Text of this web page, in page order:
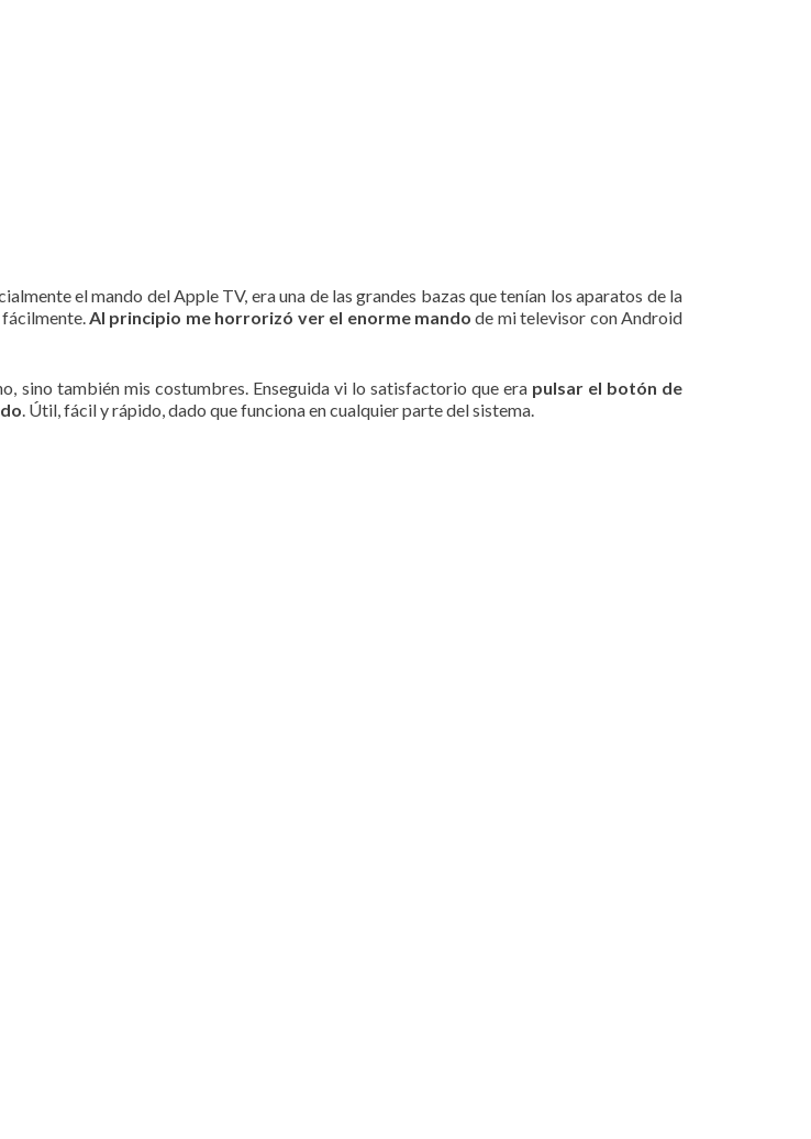
el mando del Apple TV, era una de las grandes bazas que tenían los aparatos de la
Al principio me horrorizó ver el enorme mando de mi televisor con Android
sino también mis costumbres. Enseguida vi lo satisfactorio que era pulsar el botón de
. Útil, fácil y rápido, dado que funciona en cualquier parte del sistema.